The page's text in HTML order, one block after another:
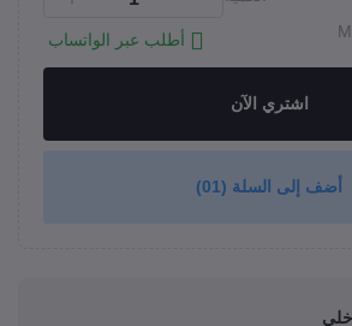
أطلب عبر الواتساب
اشتري الآن
أضف إلى السلة (01)